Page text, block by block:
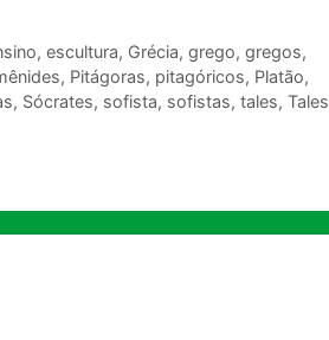
, escultura, Grécia, grego, gregos,
, Pitágoras, pitagóricos, Platão,
, Sócrates, sofista, sofistas, tales, Tales